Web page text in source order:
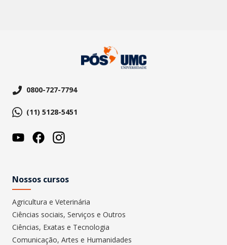
0800-727-7794
(11) 5128-5451
Nossos cursos
Agricultura e Veterinária
Ciências sociais, Serviços e Outros
Ciências, Exatas e Tecnologia
Comunicação, Artes e Humanidades